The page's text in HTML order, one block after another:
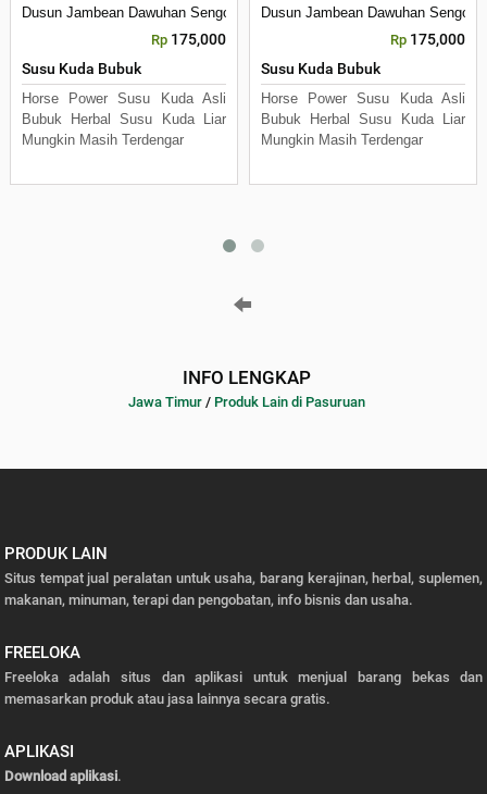
Dusun Jambean Dawuhan Sengon
Rp 175,000
Susu Kuda Bubuk
Horse Power Susu Kuda Asli
Bubuk Herbal Susu Kuda Liar
Mungkin Masih Terdengar
Dusun Jambean Dawuhan Sengon
Rp 175,000
Susu Kuda Bubuk
Horse Power Susu Kuda Asli
Bubuk Herbal Susu Kuda Liar
Mungkin Masih Terdengar
INFO LENGKAP
Jawa Timur / Produk Lain di Pasuruan
PRODUK LAIN
Situs tempat jual peralatan untuk usaha, barang kerajinan, herbal, suplemen,
makanan, minuman, terapi dan pengobatan, info bisnis dan usaha.
FREELOKA
Freeloka adalah situs dan aplikasi untuk menjual barang bekas dan
memasarkan produk atau jasa lainnya secara gratis.
APLIKASI
Download aplikasi.